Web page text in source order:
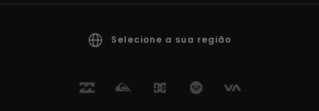
Selecione a sua região